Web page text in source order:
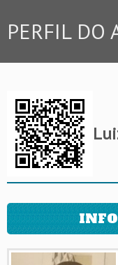
PERFIL DO